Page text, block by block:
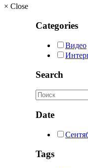
× Close
Categories
Видео
Search
Date
Tags